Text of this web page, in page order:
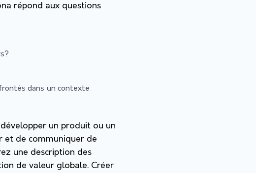
répond aux questions
dans un contexte
un produit ou un
et de communiquer de
une description des
de valeur globale. Créer